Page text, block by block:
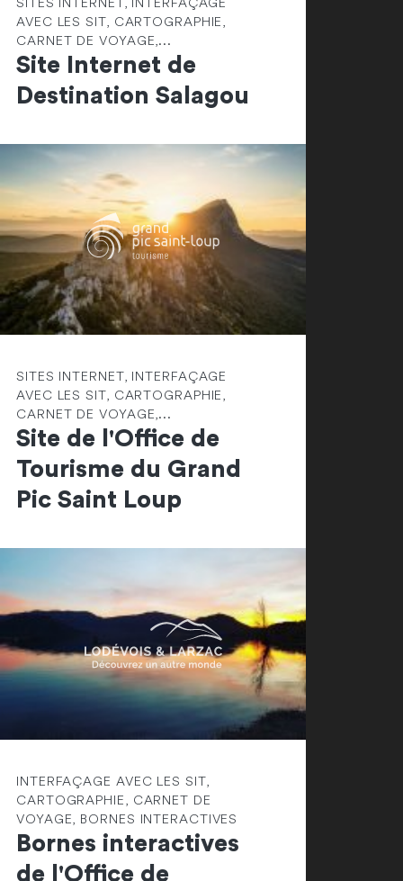
AVEC LES SIT, CARTOGRAPHIE,
CARNET DE VOYAGE,...
Site Internet de
Destination Salagou
SITES INTERNET, INTERFAÇAGE
AVEC LES SIT, CARTOGRAPHIE,
CARNET DE VOYAGE,...
Site de l'Office de
Tourisme du Grand
Pic Saint Loup
INTERFAÇAGE AVEC LES SIT,
CARTOGRAPHIE, CARNET DE
VOYAGE, BORNES INTERACTIVES
Bornes interactives
de l'Office de